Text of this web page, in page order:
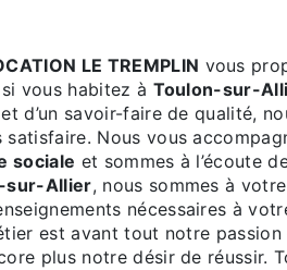
LE TREMPLIN vous
vous habitez à Toulon-sur-
et d’un savoir-faire de qualité,
Nous vous
sociale et sommes à l’écoute
sur-Allier, nous sommes à
nécessaires à
est avant tout notre
plus notre désir de réussir.